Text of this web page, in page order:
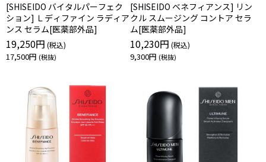
[SHISEIDO バイタルパーフェク
ション] Ｌディファイン ラディア
ンス セラム[医薬部外品]
19,250円
17,500円
[SHISEIDO ベネフィアンス] リン
クル スムージング コントア セラ
ム[医薬部外品]
10,230円
9,300円